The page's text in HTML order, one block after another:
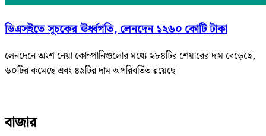
ডিএসইতে সূচকের ঊর্ধ্বগতি, লেনদেন ১২৬০ কোটি টাকা
লেনদেনে অংশ নেয়া কোম্পানিগুলোর মধ্যে ২৮৪টির শেয়ারের দাম বেড়েছে,
৬০টির কমেছে এবং ৪৯টির দাম অপরিবর্তিত রয়েছে।
বাজার